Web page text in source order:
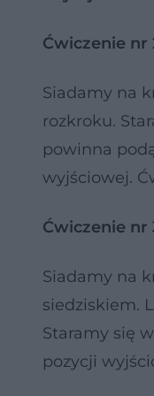
Ćwiczenie nr
Siadamy na
rozkroku.
powinna
wyjściowej.
Ćwiczenie nr
Siadamy na
siedziskiem.
Staramy się
pozycji